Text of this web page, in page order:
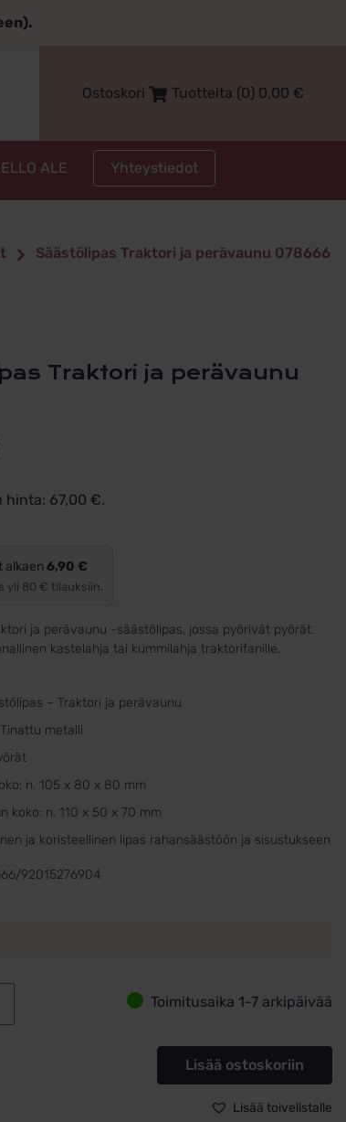
Ostoskori Tuotteita (0) 0,00 €
ALE Yhteystiedot
Säästölipas Traktori ja perävaunu 078666
hinta: 67,00 €.
alkaen6,90 €
yli 80 € tilauksiin.
ja perävaunu -säästölipas, jossa pyörivät pyörät.
kastelahja tai kummilahja traktorifanille.
– Traktori ja perävaunu
metalli
n. 105 x 80 x 80 mm
koko: n. 110 x 50 x 70 mm
ja koristeellinen lipas rahansäästöön ja sisustukseen
92015276904
Toimitusaika 1-7 arkipäivää
Lisää ostoskoriin
Lisää toivelistalle